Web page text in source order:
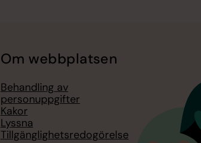
Om webbplatsen
Behandling av
personuppgifter
Kakor
Lyssna
Tillgänglighetsredogörelse